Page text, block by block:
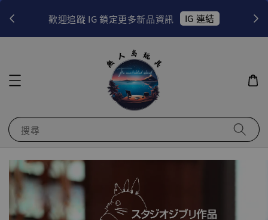
歡迎追蹤 IG 鎖定更多新品資訊 IG 連結
搜尋